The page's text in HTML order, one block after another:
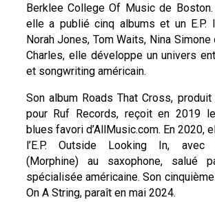
Berklee College Of Music de
elle a publié cinq albums et un E.P.
Norah Jones, Tom Waits, Nina Simone
Charles, elle développe un univers
et songwriting américain.
Son album Roads That Cross,
pour Ruf Records, reçoit en 2019
blues favori d’AllMusic.com. En 2020,
l’E.P. Outside Looking In, avec
(Morphine) au saxophone, salué
spécialisée américaine. Son
On A String, paraît en mai 2024.